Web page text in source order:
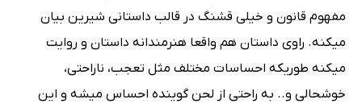
مفهوم قانون و خیلی قشنگ در قالب داستانی شیرین بیان
میکنه. راوی داستان هم واقعا هنرمندانه داستان و روایت
میکنه طوریکه احساسات مختلف مثل تعجب، ناراحتی،
خوشحالی و.. به راحتی از لحن گوینده احساس میشه و این